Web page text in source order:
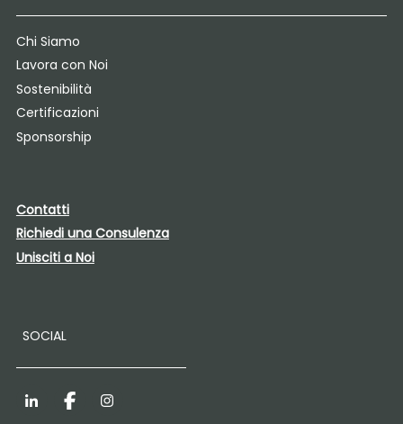
Chi Siamo
Lavora con Noi
Sostenibilità
Certificazioni
Sponsorship
Contatti
Richiedi una Consulenza
Unisciti a Noi
SOCIAL
LinkedInFacebookInstagram